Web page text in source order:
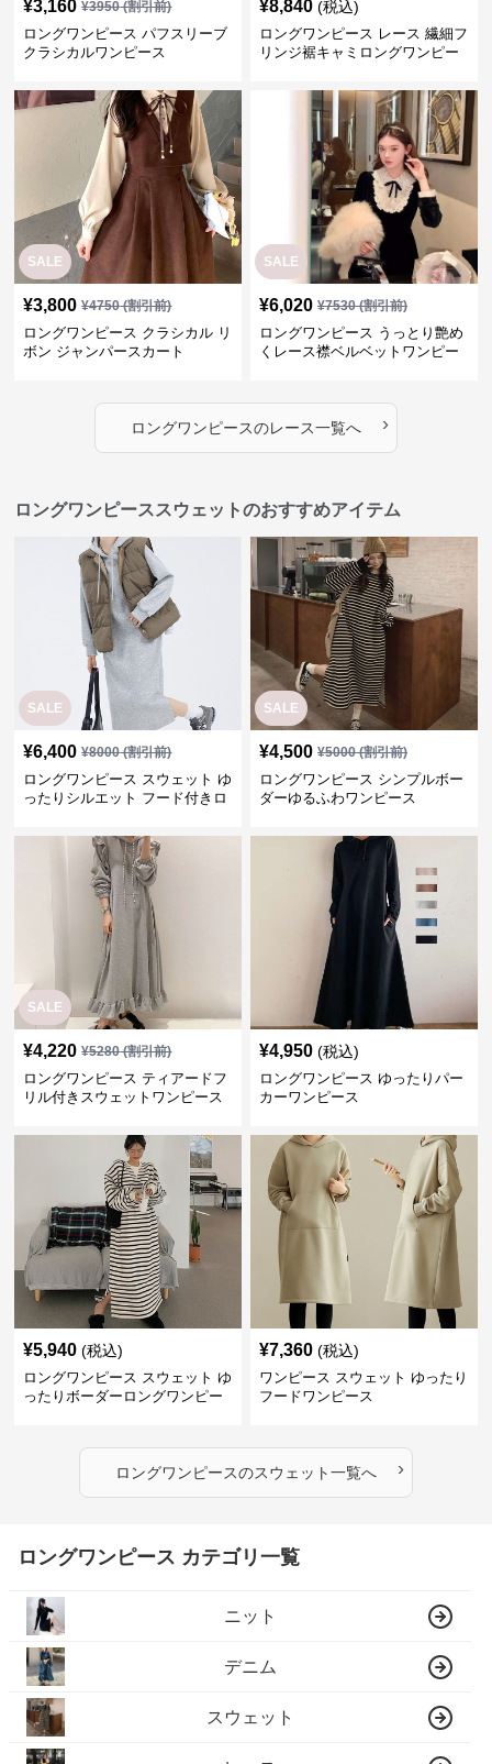
¥3,160 ¥3950(割引前)
ロングワンピース パフスリーブ
クラシカルワンピース
¥8,840 (税込)
ロングワンピース レース 繊細フ
リンジ裾キャミロングワンピー
SALE
¥3,800 ¥4750(割引前)
ロングワンピース クラシカル リ
ボン ジャンパースカート
SALE
¥6,020 ¥7530(割引前)
ロングワンピース うっとり艶め
くレース襟ベルベットワンピー
ロングワンピースのレース一覧へ ›
ロングワンピーススウェットのおすすめアイテム
SALE
¥6,400 ¥8000(割引前)
ロングワンピース スウェット ゆ
ったりシルエット フード付きロ
SALE
¥4,500 ¥5000(割引前)
ロングワンピース シンプルボー
ダーゆるふわワンピース
SALE
¥4,220 ¥5280(割引前)
ロングワンピース ティアードフ
リル付きスウェットワンピース
¥4,950 (税込)
ロングワンピース ゆったりパー
カーワンピース
¥5,940 (税込)
ロングワンピース スウェット ゆ
ったりボーダーロングワンピー
¥7,360 (税込)
ワンピース スウェット ゆったり
フードワンピース
ロングワンピースのスウェット一覧へ ›
ロングワンピース カテゴリ一覧
ニット
デニム
スウェット